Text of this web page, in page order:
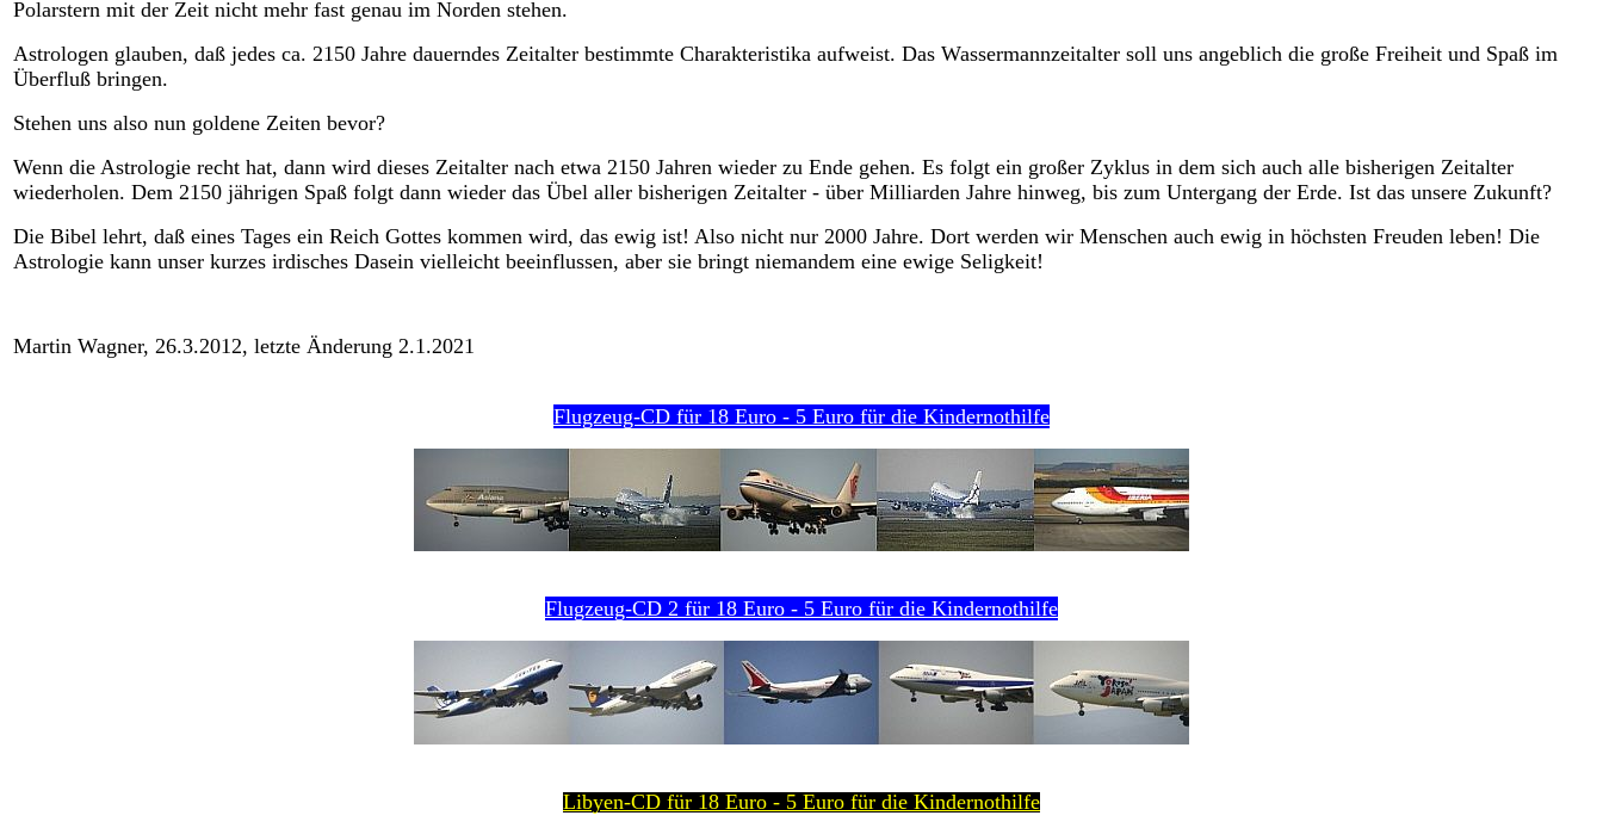
Polarstern mit der Zeit nicht mehr fast genau im Norden stehen.
Astrologen glauben, daß jedes ca. 2150 Jahre dauerndes Zeitalter bestimmte Charakteristika aufweist. Das Wassermannzeitalter soll uns angeblich die große Freiheit und Spaß im
Überfluß bringen.
Stehen uns also nun goldene Zeiten bevor?
Wenn die Astrologie recht hat, dann wird dieses Zeitalter nach etwa 2150 Jahren wieder zu Ende gehen. Es folgt ein großer Zyklus in dem sich auch alle bisherigen Zeitalter
wiederholen. Dem 2150 jährigen Spaß folgt dann wieder das Übel aller bisherigen Zeitalter - über Milliarden Jahre hinweg, bis zum Untergang der Erde. Ist das unsere Zukunft?
Die Bibel lehrt, daß eines Tages ein Reich Gottes kommen wird, das ewig ist! Also nicht nur 2000 Jahre. Dort werden wir Menschen auch ewig in höchsten Freuden leben! Die
Astrologie kann unser kurzes irdisches Dasein vielleicht beeinflussen, aber sie bringt niemandem eine ewige Seligkeit!
Martin Wagner, 26.3.2012, letzte Änderung 2.1.2021
Flugzeug-CD für 18 Euro - 5 Euro für die Kindernothilfe
Flugzeug-CD 2 für 18 Euro - 5 Euro für die Kindernothilfe
Libyen-CD für 18 Euro - 5 Euro für die Kindernothilfe